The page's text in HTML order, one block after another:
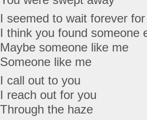
I seemed to wait forever
I think you found someone
Maybe someone like me
Someone like me
I call out to you
I reach out for you
Through the haze